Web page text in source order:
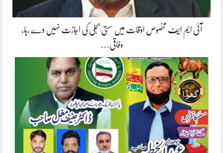
آئی ایم ایف مخصوص اوقات میں سستی بجلی کی اجازت نہیں دے رہا،
وفاقی…